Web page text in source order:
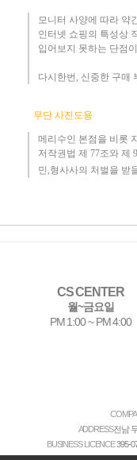
모니터 사양에 따라 약
인터넷 쇼핑의 특성상
입어보지 못하는 단점
다시한번, 신중한 구매
무단 사진도용
메리수인 본점을 비롯
저작권법 제 77조와 제
민,형사사의 처벌을 받
CS CENTER
월~금요일
PM 1:00 ~ PM 4:00
ADDRESS전남
BUSINESS LICENCE395-